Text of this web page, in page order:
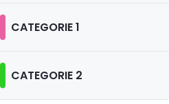
CATEGORIE 1
CATEGORIE 2